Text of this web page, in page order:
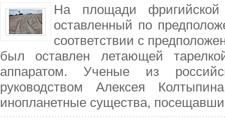
На площади
оставленный по
соответствии с
был оставлен летающей
аппаратом. Ученые из
руководством Алексея
инопланетные существа,